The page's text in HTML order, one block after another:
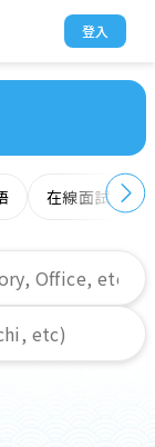
登入
在線面試